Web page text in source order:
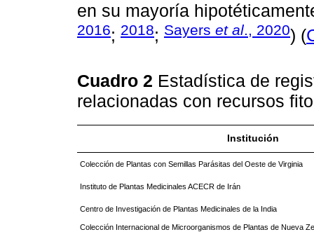
en su mayoría
2016; 2018; Sayers et al., 2020) (
Cuadro 2 Estadística de
relacionadas con recursos
Institución
Colección de Plantas con Semillas Parásitas del Oeste de Virginia
Instituto de Plantas Medicinales ACECR de Irán
Centro de Investigación de Plantas Medicinales de la India
Colección Internacional de Microorganismos de Plantas de Nueva